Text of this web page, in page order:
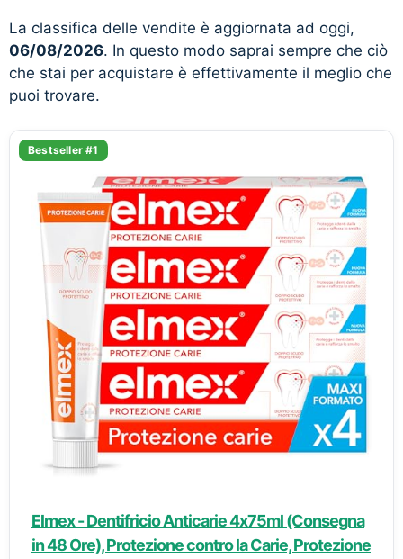
La classifica delle vendite è aggiornata ad oggi,
06/08/2026. In questo modo saprai sempre che ciò
che stai per acquistare è effettivamente il meglio che
puoi trovare.
Bestseller #1
Elmex - Dentifricio Anticarie 4x75ml (Consegna
in 48 Ore), Protezione contro la Carie, Protezione